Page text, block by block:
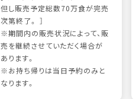
但し販売予定総数70万食が完売
次第終了。 ］
※期間内の販売状況によって、販
売を継続させていただく場合が
あります。
※お持ち帰りは当日予約のみと
なります。